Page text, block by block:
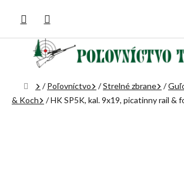
obsah
Domov
/ Poľovníctvo /Strelné zbrane /
& Koch
/HK SP5K, kal. 9x19, picatinny rail &